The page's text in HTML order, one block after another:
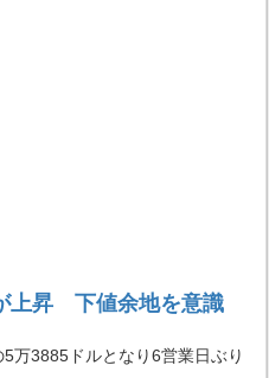
上昇 下値余地を意識
万3885ドルとなり6営業日ぶり